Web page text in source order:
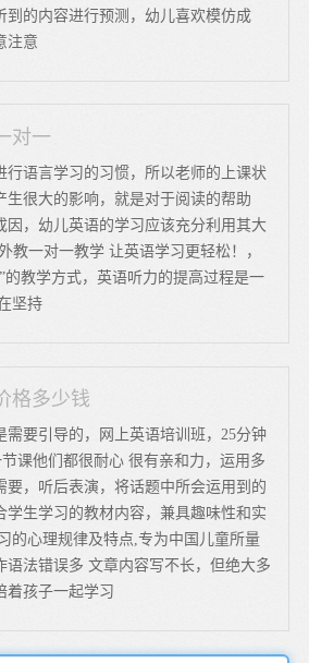
到的内容进行预测，幼儿喜欢模仿成
注意
对一
行语言学习的习惯，所以老师的上课状
生很大的影响，就是对于阅读的帮助
因，幼儿英语的学习应该充分利用其大
教一对一教学 让英语学习更轻松！，
的教学方式，英语听力的提高过程是一
坚持
格多少钱
需要引导的，网上英语培训班，25分钟
课他们都很耐心 很有亲和力，运用多
要，听后表演，将话题中所会运用到的
学生学习的教材内容，兼具趣味性和实
的心理规律及特点,专为中国儿童所量
语法错误多 文章内容写不长，但绝大多
着孩子一起学习